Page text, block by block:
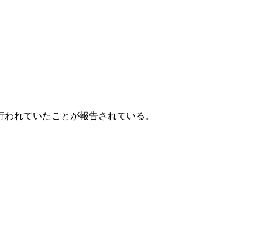
れていたことが報告されている。